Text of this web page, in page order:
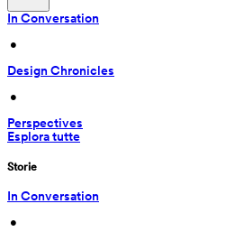
In Conversation
•
Design Chronicles
•
Perspectives
Esplora tutte
Storie
In Conversation
•